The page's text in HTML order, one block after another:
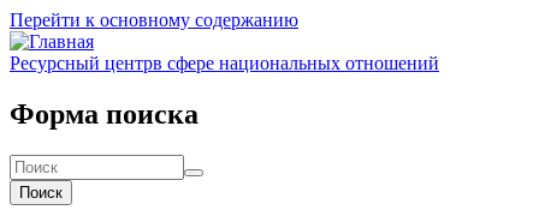
Перейти к основному содержанию
Ресурсный центрв сфере национальных отношений
Форма поиска
Поиск